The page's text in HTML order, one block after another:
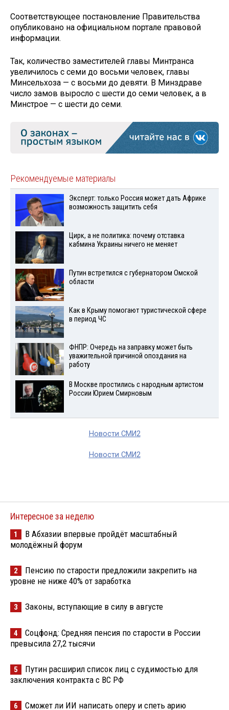
Соответствующее постановление Правительства
опубликовано на официальном портале правовой
информации.
Так, количество заместителей главы Минтранса
увеличилось с семи до восьми человек, главы
Минсельхоза — с восьми до девяти. В Минздраве
число замов выросло с шести до семи человек, а в
Минстрое — с шести до семи.
Рекомендуемые материалы
Эксперт: только Россия может дать Африке
возможность защитить себя
Цирк, а не политика: почему отставка
кабмина Украины ничего не меняет
Путин встретился с губернатором Омской
области
Как в Крыму помогают туристической сфере
в период ЧС
ФНПР: Очередь на заправку может быть
уважительной причиной опоздания на
работу
В Москве простились с народным артистом
России Юрием Смирновым
Новости СМИ2
Новости СМИ2
Интересное за неделю
1
В Абхазии впервые пройдёт масштабный
молодёжный форум
2
Пенсию по старости предложили закрепить на
уровне не ниже 40% от заработка
3 Законы, вступающие в силу в августе
4
Соцфонд: Средняя пенсия по старости в России
превысила 27,2 тысячи
5
Путин расширил список лиц с судимостью для
заключения контракта с ВС РФ
6 Сможет ли ИИ написать оперу и спеть арию